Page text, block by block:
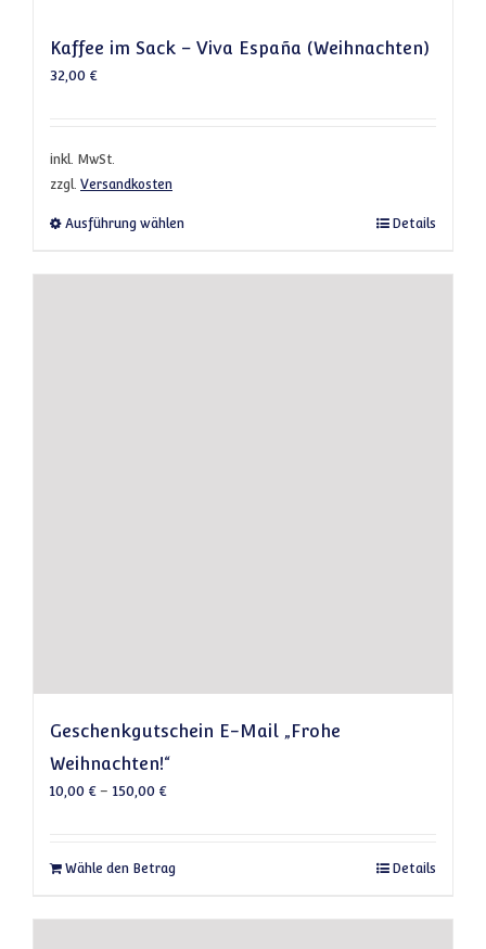
Kaffee im Sack – Viva España (Weihnachten)
32,00 €
inkl. MwSt.
zzgl. Versandkosten
Ausführung wählen Dieses Produkt weist mehrere Varianten
Details
Geschenkgutschein E-Mail „Frohe
Weihnachten!“
10,00 €– 150,00 €
Wähle den Betrag Dieses Produkt weist mehrere Varianten
Details